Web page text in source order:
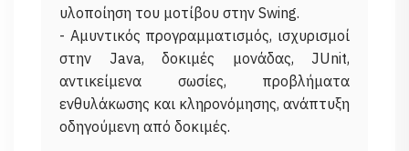
υλοποίηση του μοτίβου στην Swing.
- Αμυντικός προγραμματισμός, ισχυρισμοί
στην Java, δοκιμές μονάδας, JUnit,
αντικείμενα σωσίες, προβλήματα
ενθυλάκωσης και κληρονόμησης, ανάπτυξη